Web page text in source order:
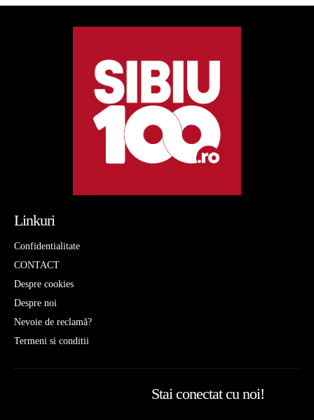
Linkuri
Confidentialitate
CONTACT
Despre cookies
Despre noi
Nevoie de reclamă?
Termeni si conditii
Stai conectat cu noi!